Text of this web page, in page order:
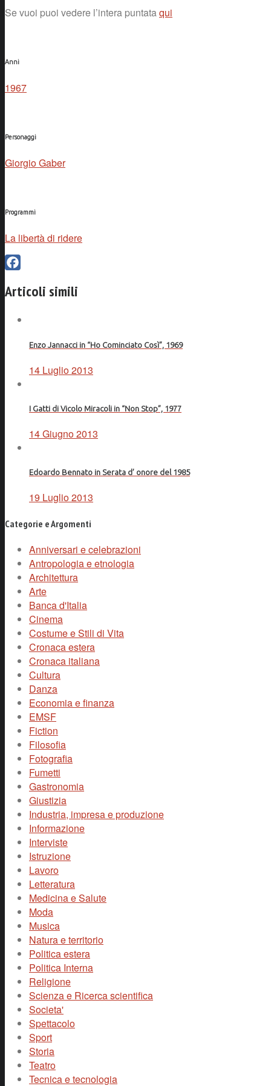
Se vuoi puoi vedere l’intera puntataqui
Anni
1967
Personaggi
Giorgio Gaber
Programmi
La libertà di ridere
Articoli simili
Enzo Jannacci in “Ho Cominciato Così”, 1969
14 Luglio 2013
I Gatti di Vicolo Miracoli in “Non Stop”, 1977
14 Giugno 2013
Edoardo Bennato in Serata d’ onore del 1985
19 Luglio 2013
Categorie e Argomenti
Anniversari e celebrazioni
Antropologia e etnologia
Architettura
Arte
Banca d'Italia
Cinema
Costume e Stili di Vita
Cronaca estera
Cronaca italiana
Cultura
Danza
Economia e finanza
EMSF
Fiction
Filosofia
Fotografia
Fumetti
Gastronomia
Giustizia
Industria, impresa e produzione
Informazione
Interviste
Istruzione
Lavoro
Letteratura
Medicina e Salute
Moda
Musica
Natura e territorio
Politica estera
Politica Interna
Religione
Scienza e Ricerca scientifica
Societa'
Spettacolo
Sport
Storia
Teatro
Tecnica e tecnologia